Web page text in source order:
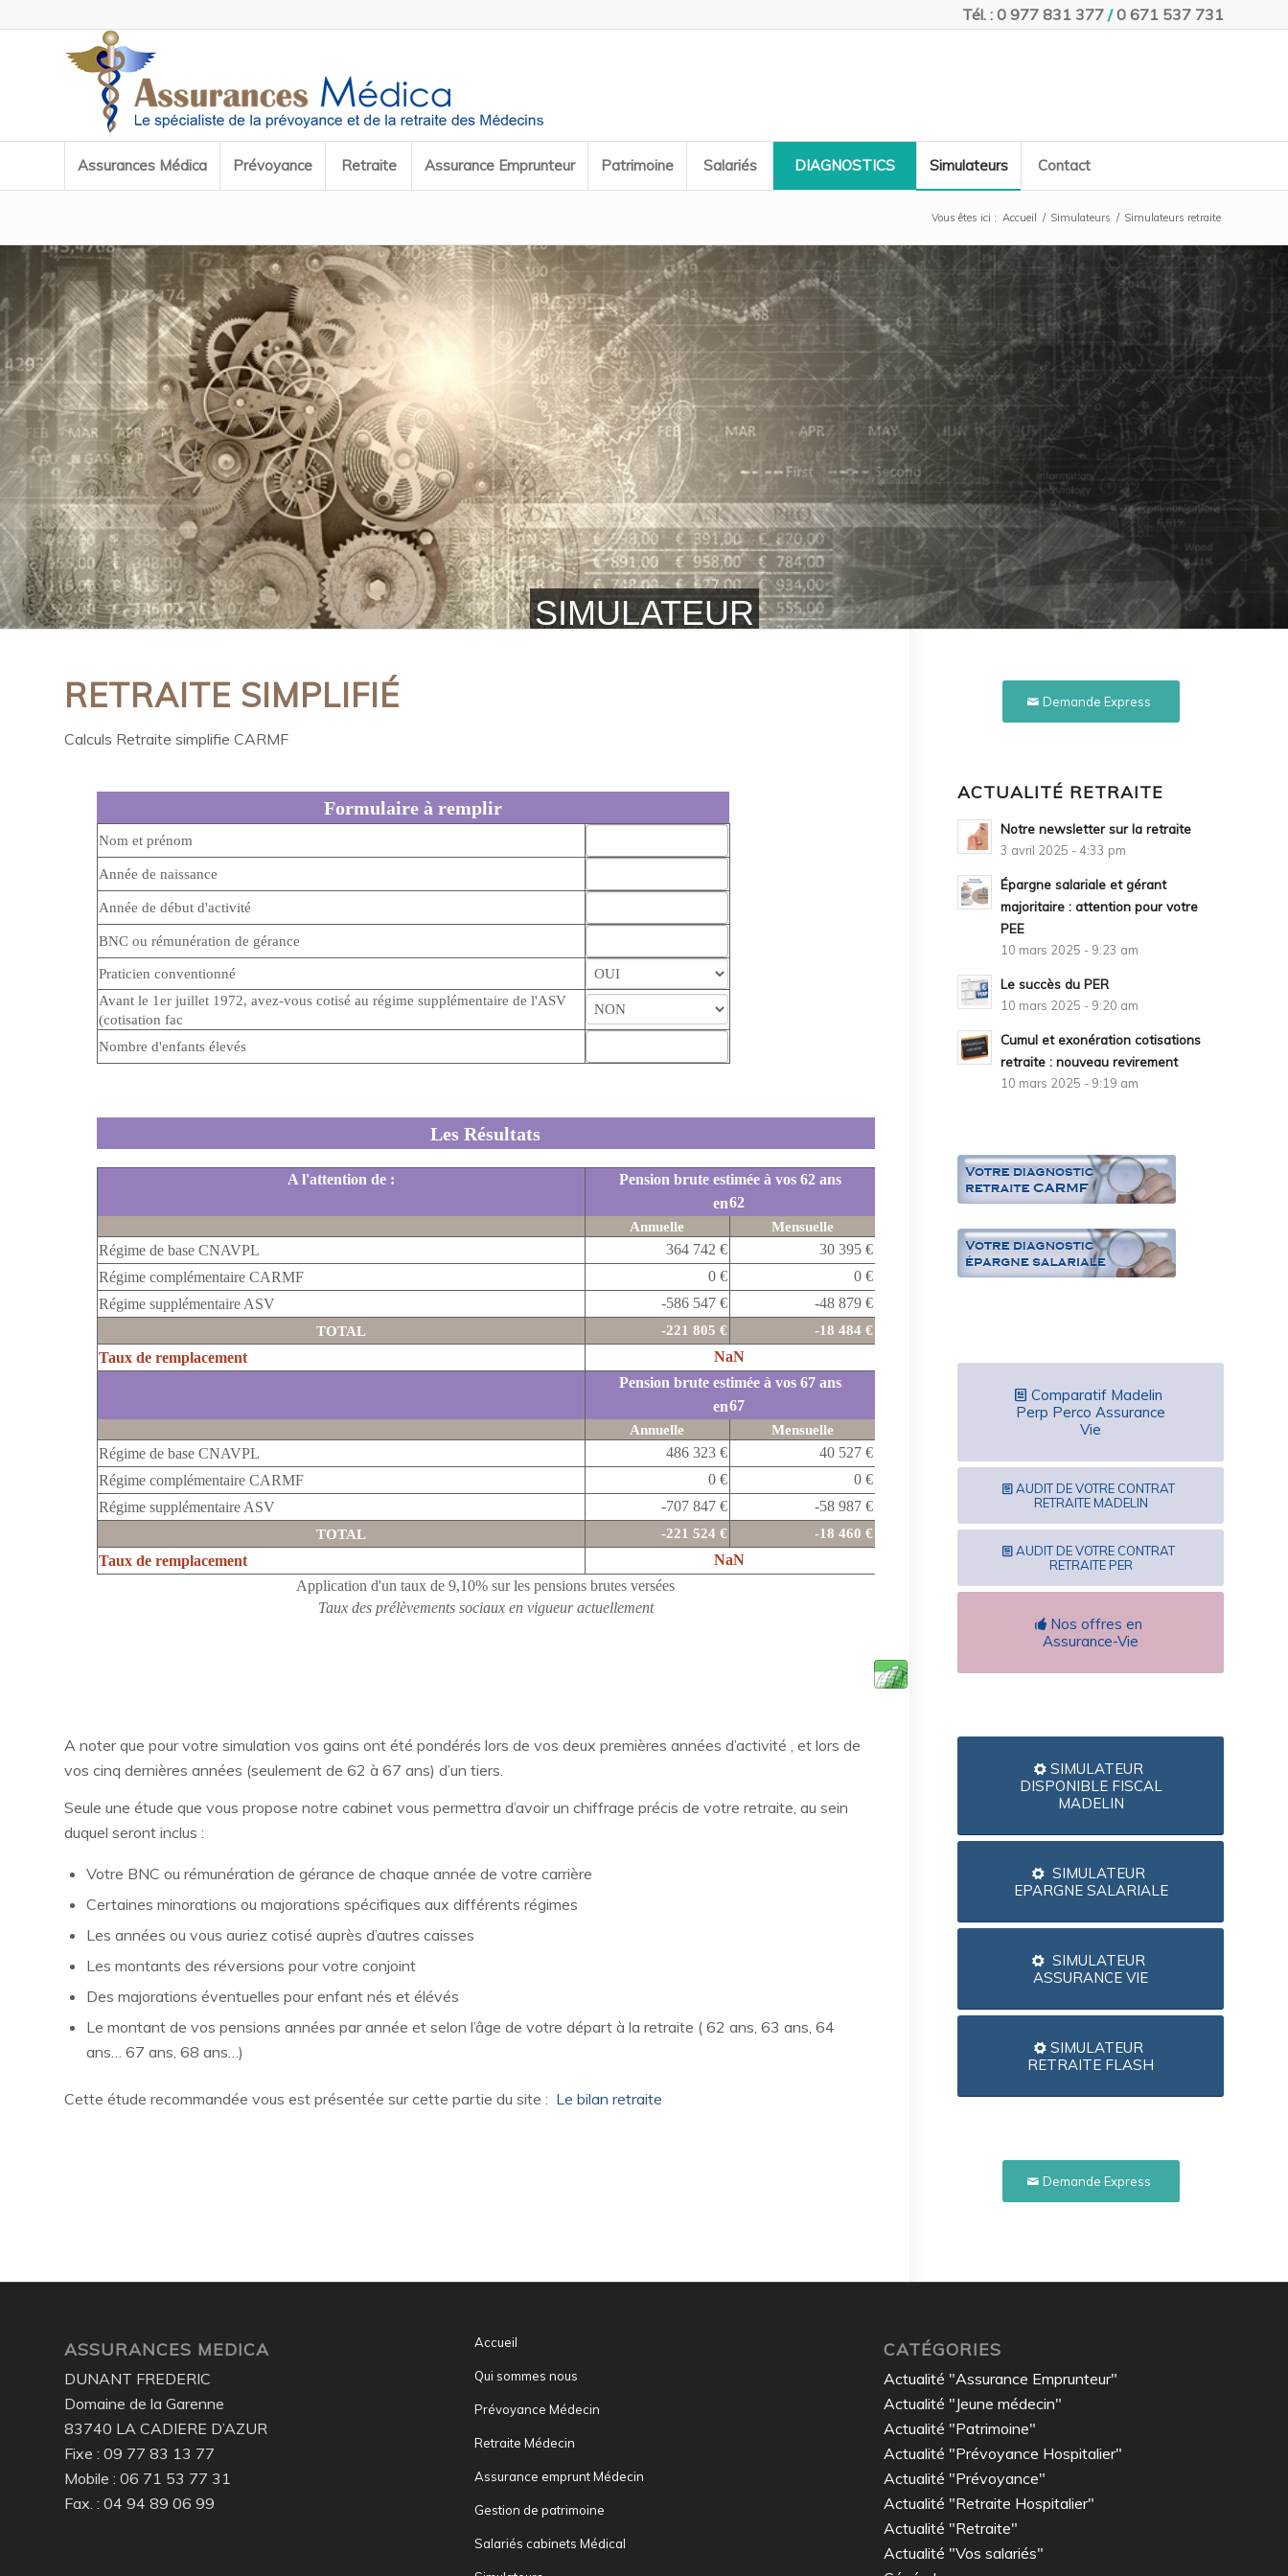
Tél. : 0 977 831 377 /0 671 537 731
Assurances Médica Prévoyance Retraite Assurance Emprunteur Patrimoine Salariés DIAGNOSTICS Simulateurs Contact
Vous êtes ici : Accueil / Simulateurs / Simulateurs retraite
SIMULATEUR
RETRAITE SIMPLIFIÉ
Calculs Retraite simplifie CARMF
A noter que pour votre simulation vos gains ont été pondérés lors de vos deux premières années d’activité , et lors de
vos cinq dernières années (seulement de 62 à 67 ans) d’un tiers.
Seule une étude que vous propose notre cabinet vous permettra d’avoir un chiffrage précis de votre retraite, au sein
duquel seront inclus :
Votre BNC ou rémunération de gérance de chaque année de votre carrière
Certaines minorations ou majorations spécifiques aux différents régimes
Les années ou vous auriez cotisé auprès d’autres caisses
Les montants des réversions pour votre conjoint
Des majorations éventuelles pour enfant nés et élévés
Le montant de vos pensions années par année et selon l’âge de votre départ à la retraite ( 62 ans, 63 ans, 64
ans… 67 ans, 68 ans…)
Cette étude recommandée vous est présentée sur cette partie du site : Le bilan retraite
Demande Express
ACTUALITÉ RETRAITE
Notre newsletter sur la retraite
3 avril 2025 - 4:33 pm
Épargne salariale et gérant
majoritaire : attention pour votre
PEE
10 mars 2025 - 9:23 am
Le succès du PER
10 mars 2025 - 9:20 am
Cumul et exonération cotisations
retraite : nouveau revirement
10 mars 2025 - 9:19 am
Comparatif Madelin
Perp Perco Assurance
Vie
AUDIT DE VOTRE CONTRAT
RETRAITE MADELIN
AUDIT DE VOTRE CONTRAT
RETRAITE PER
Nos offres en
Assurance-Vie
SIMULATEUR
DISPONIBLE FISCAL
MADELIN
SIMULATEUR
EPARGNE SALARIALE
SIMULATEUR
ASSURANCE VIE
SIMULATEUR
RETRAITE FLASH
Demande Express
ASSURANCES MEDICA
DUNANT FREDERIC
Domaine de la Garenne
83740 LA CADIERE D’AZUR
Fixe : 09 77 83 13 77
Mobile : 06 71 53 77 31
Fax. : 04 94 89 06 99
Accueil
Qui sommes nous
Prévoyance Médecin
Retraite Médecin
Assurance emprunt Médecin
Gestion de patrimoine
Salariés cabinets Médical
CATÉGORIES
Actualité "Assurance Emprunteur"
Actualité "Jeune médecin"
Actualité "Patrimoine"
Actualité "Prévoyance Hospitalier"
Actualité "Prévoyance"
Actualité "Retraite Hospitalier"
Actualité "Retraite"
Actualité "Vos salariés"